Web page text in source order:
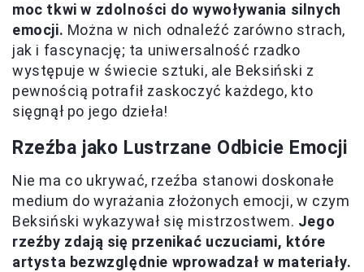
moc tkwi w zdolności do wywoływania silnych
emocji. Można w nich odnaleźć zarówno strach,
jak i fascynację; ta uniwersalność rzadko
występuje w świecie sztuki, ale Beksiński z
pewnością potrafił zaskoczyć każdego, kto
sięgnął po jego dzieła!
Rzeźba jako Lustrzane Odbicie Emocji
Nie ma co ukrywać, rzeźba stanowi doskonałe
medium do wyrażania złożonych emocji, w czym
Beksiński wykazywał się mistrzostwem. Jego
rzeźby zdają się przenikać uczuciami, które
artysta bezwzględnie wprowadzał w materiały.